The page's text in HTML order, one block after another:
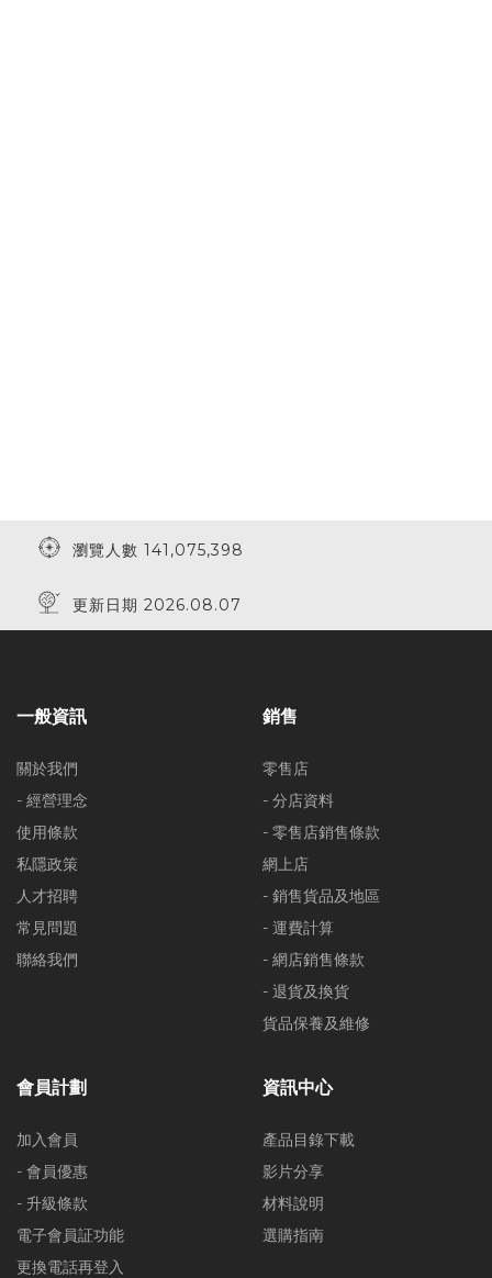
瀏覽人數 141,075,398
更新日期 2026.08.07
一般資訊
關於我們
- 經營理念
使用條款
私隱政策
人才招聘
常見問題
聯絡我們
銷售
零售店
- 分店資料
- 零售店銷售條款
網上店
- 銷售貨品及地區
- 運費計算
- 網店銷售條款
- 退貨及換貨
貨品保養及維修
會員計劃
加入會員
- 會員優惠
- 升級條款
電子會員証功能
更換電話再登入
資訊中心
產品目錄下載
影片分享
材料說明
選購指南